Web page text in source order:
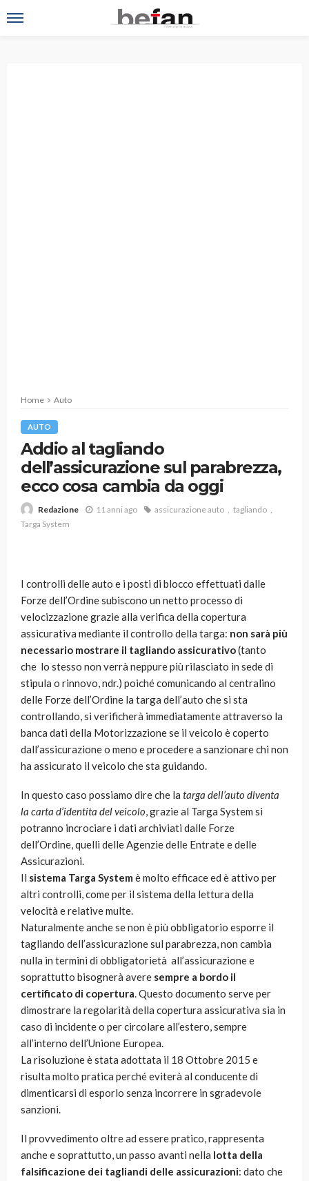
Home Auto
AUTO
Addio al tagliando
dell’assicurazione sul parabrezza,
ecco cosa cambia da oggi
Redazione 11 anni ago assicurazione auto
tagliando
Targa System
I controlli delle auto e i posti di blocco effettuati dalle
Forze dell’Ordine subiscono un netto processo di
velocizzazione grazie alla verifica della copertura
assicurativa mediante il controllo della targa: non sarà più
necessario mostrare il tagliando assicurativo(tanto
che lo stesso non verrà neppure più rilasciato in sede di
stipula o rinnovo, ndr.) poiché comunicando al centralino
delle Forze dell’Ordine la targa dell’auto che si sta
controllando, si verificherà immediatamente attraverso la
banca dati della Motorizzazione se il veicolo è coperto
dall’assicurazione o meno e procedere a sanzionare chi non
ha assicurato il veicolo che sta guidando.
In questo caso possiamo dire che la targa dell’auto diventa
la carta d’identita del veicolo, grazie al Targa System si
potranno incrociare i dati archiviati dalle Forze
dell’Ordine, quelli delle Agenzie delle Entrate e delle
Assicurazioni.
Il sistema Targa System è molto efficace ed è attivo per
altri controlli, come per il sistema della lettura della
velocità e relative multe.
Naturalmente anche se non è più obbligatorio esporre il
tagliando dell’assicurazione sul parabrezza, non cambia
nulla in termini di obbligatorietà all’assicurazione e
soprattutto bisognerà avere sempre a bordo il
certificato di copertura. Questo documento serve per
dimostrare la regolarità della copertura assicurativa sia in
caso di incidente o per circolare all’estero, sempre
all’interno dell’Unione Europea.
La risoluzione è stata adottata il 18 Ottobre 2015 e
risulta molto pratica perché eviterà al conducente di
dimenticarsi di esporlo senza incorrere in sgradevole
sanzioni.
Il provvedimento oltre ad essere pratico, rappresenta
anche e soprattutto, un passo avanti nella lotta della
falsificazione dei tagliandi delle assicurazioni: dato che